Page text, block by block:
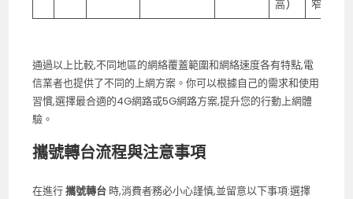
高)
窄)
通過以上比較,不同地區的網絡覆蓋範圍和網絡速度各有特點,電
信業者也提供了不同的上網方案。你可以根據自己的需求和使用
習慣,選擇最合適的4G網路或5G網路方案,提升您的行動上網體
驗。
攜號轉台流程與注意事項
在進行攜號轉台 時,消費者務必小心謹慎,並留意以下事項:選擇